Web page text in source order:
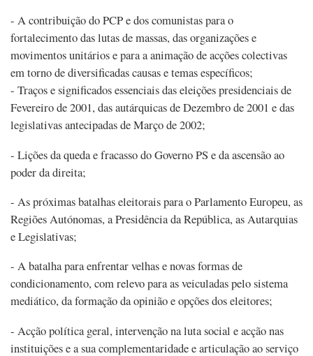
- A contribuição do PCP e dos comunistas para o
fortalecimento das lutas de massas, das organizações e
movimentos unitários e para a animação de acções colectivas
em torno de diversificadas causas e temas específicos;
- Traços e significados essenciais das eleições presidenciais de
Fevereiro de 2001, das autárquicas de Dezembro de 2001 e das
legislativas antecipadas de Março de 2002;
- Lições da queda e fracasso do Governo PS e da ascensão ao
poder da direita;
- As próximas batalhas eleitorais para o Parlamento Europeu, as
Regiões Autónomas, a Presidência da República, as Autarquias
e Legislativas;
- A batalha para enfrentar velhas e novas formas de
condicionamento, com relevo para as veiculadas pelo sistema
mediático, da formação da opinião e opções dos eleitores;
- Acção política geral, intervenção na luta social e acção nas
instituições e a sua complementaridade e articulação ao serviço